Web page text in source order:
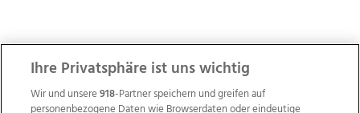
ZUR NACHRICHTENÜBERSICHT
Ihre Privatsphäre ist uns wichtig
Wir und unsere918-Partner speichern und greifen auf
personenbezogene Daten wie Browserdaten oder eindeutige